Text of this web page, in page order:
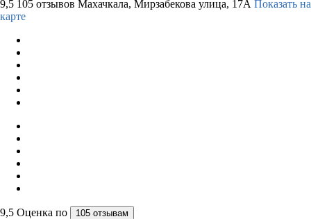
9,5 105 отзывов Махачкала, Мирзабекова улица, 17А Показать на
карте
9,5 Оценка по 105 отзывам